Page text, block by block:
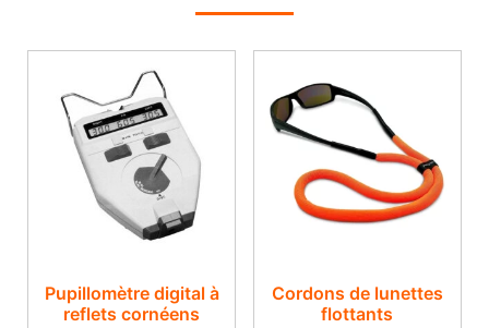
Pupillomètre digital à
reflets cornéens
Cordons de lunettes
flottants